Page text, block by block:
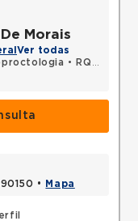
Morais
Ver todas
•
RQE 19660 - Cirurgia geral
• Mapa